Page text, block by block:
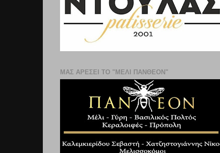
ΜΑΣ ΑΡΕΣΕΙ ΤΟ "ΜΕΛΙ ΠΑΝΘΕΟΝ"